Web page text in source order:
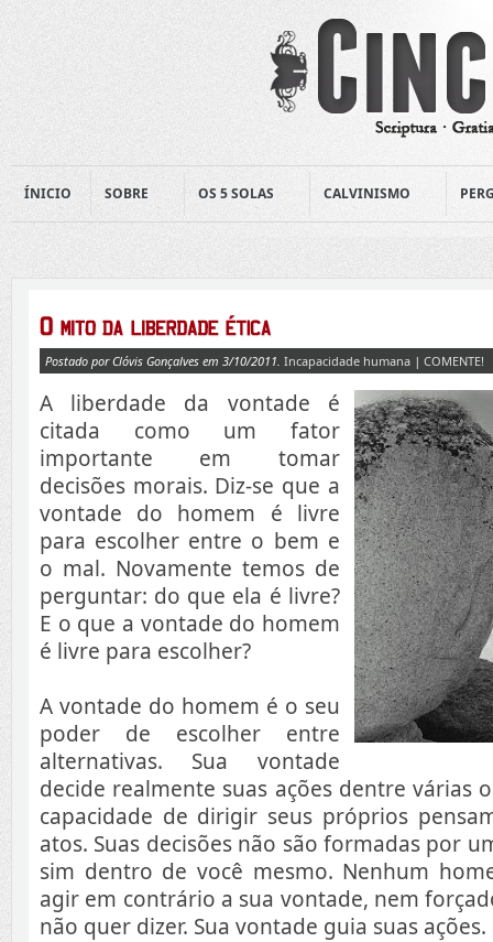
ÍNICIO SOBRE OS 5 SOLAS CALVINISMO
Postado por Clóvis Gonçalves em 3/10/2011. Incapacidade humana | COMENTE!
A liberdade da vontade é
citada como um fator
importante em tomar
decisões morais. Diz-se que a
vontade do homem é livre
para escolher entre o bem e
o mal. Novamente temos de
perguntar: do que ela é livre?
E o que a vontade do homem
é livre para escolher?
A vontade do homem é o seu
poder de escolher entre
alternativas. Sua vontade
decide realmente suas ações dentre várias
capacidade de dirigir seus próprios
atos. Suas decisões não são formadas por
sim dentro de você mesmo. Nenhum
agir em contrário a sua vontade, nem
não quer dizer. Sua vontade guia suas ações.